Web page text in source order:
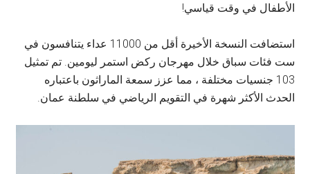
الأطفال في وقت قياسي!
استضافت النسخة الأخيرة أقل من 11000 عداء يتنافسون في
ست فئات سباق خلال مهرجان ركض استمر ليومين. تم تمثيل
103 جنسيات مختلفة ، مما عزز سمعة الماراثون باعتباره
الحدث الأكثر شهرة في التقويم الرياضي في سلطنة عمان.